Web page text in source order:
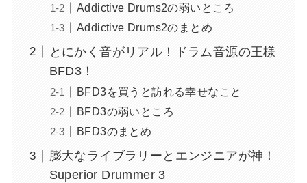
Addictive Drums2の弱いところ
Addictive Drums2のまとめ
とにかく音がリアル！ドラム音源の王様
BFD3！
BFD3を買うと訪れる幸せなこと
BFD3の弱いところ
BFD3のまとめ
膨大なライブラリーとエンジニアが神！
Superior Drummer 3